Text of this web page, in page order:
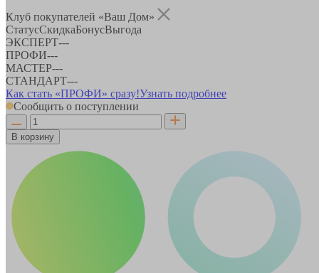
Клуб покупателей «Ваш Дом»
СтатусСкидкаБонусВыгода
ЭКСПЕРТ---
ПРОФИ---
МАСТЕР---
СТАНДАРТ---
Как стать «ПРОФИ» сразу!Узнать подробнее
Сообщить о поступлении
В корзину